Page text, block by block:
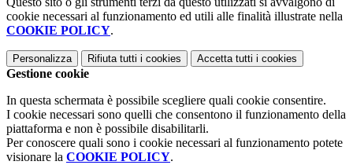
cookie necessari al funzionamento ed utili alle finalità illustrate nella
COOKIE POLICY.
Personalizza Rifiuta tutti i cookies Accetta tutti i cookies
Gestione cookie
In questa schermata è possibile scegliere quali cookie consentire.
I cookie necessari sono quelli che consentono il funzionamento della
piattaforma e non è possibile disabilitarli.
Per conoscere quali sono i cookie necessari al funzionamento potete
visionare la COOKIE POLICY.